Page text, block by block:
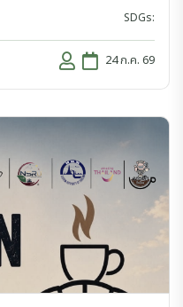
SDGs:
24 ก.ค. 69